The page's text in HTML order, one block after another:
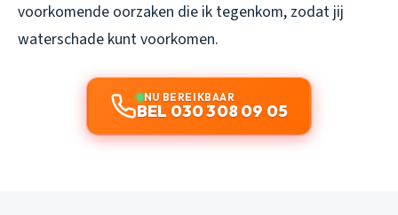
voorkomende oorzaken die ik tegenkom, zodat jij
waterschade kunt voorkomen.
NU BEREIKBAAR
BEL 030 308 09 05